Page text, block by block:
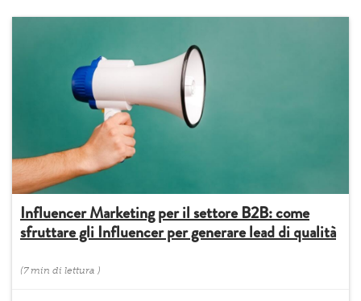
Influencer Marketing per il settore B2B: come
sfruttare gli Influencer per generare lead di qualità
(7 min di lettura )